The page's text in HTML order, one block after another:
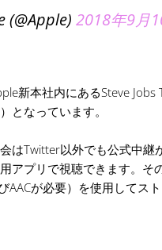
2018年9月
新本社内にあるSteve
となっています。
はTwitter以外でも公式中
アプリで視聴できます。そ
AACが必要）を使用してス